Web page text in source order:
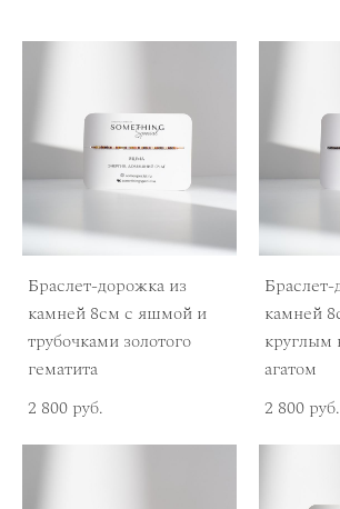
Браслет-дорожка из
камней 8см с яшмой и
трубочками золотого
гематита
2 800 pуб.
камней
круглым
агатом
2 800 pуб.